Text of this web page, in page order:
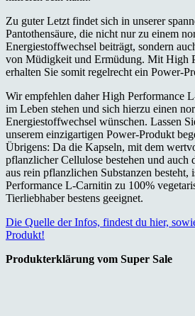
Zu guter Letzt findet sich in unserer
Pantothensäure, die nicht nur zu einem
Energiestoffwechsel beiträgt, sondern
von Müdigkeit und Ermüdung. Mit High
erhalten Sie somit regelrecht ein Power-
Wir empfehlen daher High Performance
im Leben stehen und sich hierzu einen
Energiestoffwechsel wünschen. Lassen
unserem einzigartigen Power-Produkt
Übrigens: Da die Kapseln, mit dem
pflanzlicher Cellulose bestehen und auch
aus rein pflanzlichen Substanzen besteht,
Performance L-Carnitin zu 100%
Tierliebhaber bestens geeignet.
Die Quelle der Infos, findest du hier,
Produkt!
Produkterklärung vom Super Sale